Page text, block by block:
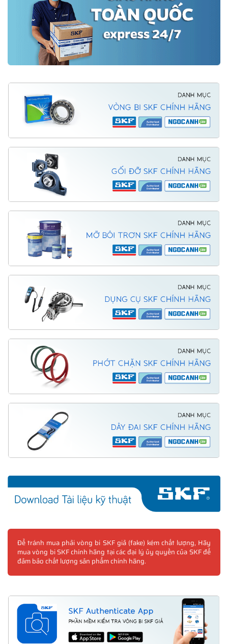
Để tránh mua phải vòng bi SKF giả (fake) kém chất lượng, Hãy
mua vòng bi SKF chính hãng tại các đại lý ủy quyền của SKF để
đảm bảo chất lượng sản phẩm chính hãng.